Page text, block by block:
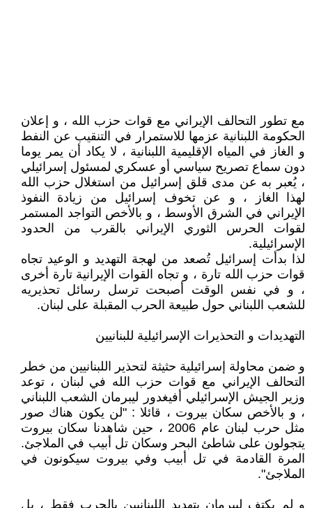
مع تطور التحالف الإيراني مع قوات حزب الله ، و إعلان
الحكومة اللبنانية عزمها للاستمرار في التنقيب عن النفط
و الغاز في المياه الإقليمية اللبنانية ، لا يكاد أن يمر يوما
دون سماع تصريح سياسي أو عسكري لمسئول إسرائيلي
، يُعبر به عن مدى قلق إسرائيل من استغلال حزب الله
لهذا الغاز ، و عن تخوف إسرائيل من زيادة النفوذ
الإيراني في الشرق الأوسط ، و بالأخص التواجد المستمر
لقوات الحرس الثوري الإيراني بالقرب من الحدود
الإسرائيلية.
لذا بدأت إسرائيل تُصعد من لهجة التهديد و الوعيد تجاه
قوات حزب الله تارة ، و تجاه القوات الإيرانية تارة أخرى
، و في نفس الوقت أصبحت ترسل رسائل تحذيريه
للشعب اللبناني حول طبيعة الحرب المقبلة على لبنان.
التهديدات و التحذيرات الإسرائيلية للبنانيين
و ضمن محاولة إسرائيلية حثيثة لتحذير اللبنانيين من خطر
التحالف الإيراني مع قوات حزب الله في لبنان ، توعد
وزير الجيش الإسرائيلي أفيغدور ليبرمان الشعب اللبناني
، و بالأخص سكان بيروت ، قائلا : "لن يكون هناك صور
مثل حرب لبنان عام 2006 ، حين شاهدنا سكان بيروت
يتجولون على شاطئ البحر وسكان تل أبيب في الملاجئ.
المرة القادمة في تل أبيب وفي بيروت سيكونون في
الملاجئ".
و لم يكتف ليبرمان بتهديد اللبنانيين بالحرب فقط ، بل